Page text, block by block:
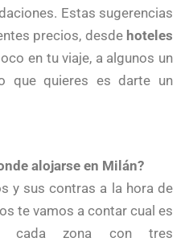
Estas sugerencias
precios, desde hoteles
en tu viaje, a algunos un
que quieres es darte un
alojarse en Milán?
y sus contras a la hora de
te vamos a contar cual es
cada zona con tres